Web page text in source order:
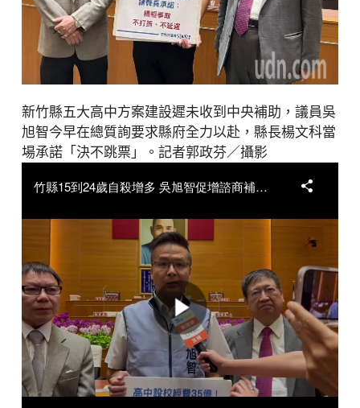
新竹縣五大高中方案建設遲未收到中央補助，議員吳
旭智今早在總質詢要求縣府全力以赴，縣長楊文科當
場承諾「決不跳票」。記者郭政芬／攝影